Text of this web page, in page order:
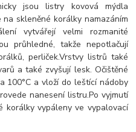
jsou listry kovová mýdla
na skleněné korálky namazáním
vytvářejí velmi rozmanité
průhledné, takže nepotlačují
perliček.Vrstvy listrů také
a také zvyšují lesk. Očištěné
100°C a vloží do leštící nádoby
nanesení listru.Po vyjmutí
korálky vypáleny ve vypalovací